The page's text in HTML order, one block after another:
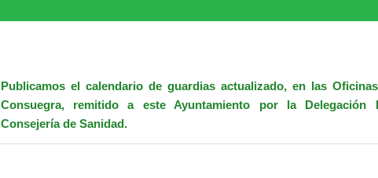
Publicamos el calendario de guardias actualizado, en las
Consuegra, remitido a este Ayuntamiento por la Delegación
Consejería de Sanidad.